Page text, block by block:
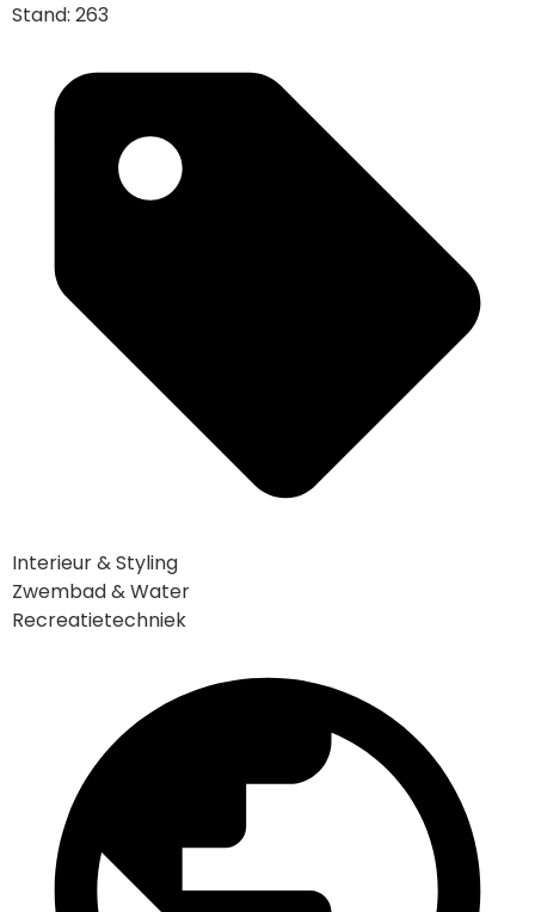
Stand: 263
Interieur & Styling
Zwembad & Water
Recreatietechniek